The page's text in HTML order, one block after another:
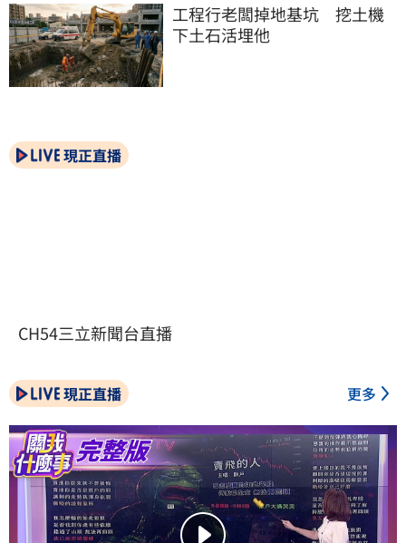
工程行老闆掉地基坑　挖土機
下土石活埋他
現正直播
CH54三立新聞台直播
現正直播 更多